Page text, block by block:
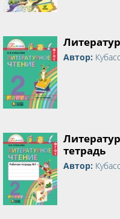
Автор:
тетрадь
Автор: